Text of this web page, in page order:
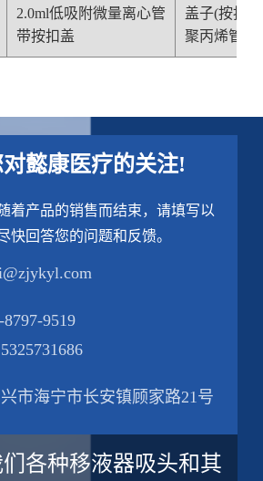
2.0ml低吸附微量离心管
带按扣盖
盖子(按扣盖
聚丙烯管，
懿康医疗的关注!
着产品的销售而结束，请填写以
快回答您的问题和反馈。
8797-9519
市海宁市长安镇顾家路21号
各种移液器吸头和其